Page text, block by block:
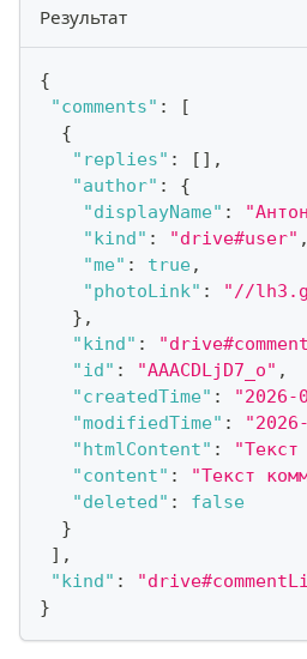
Результат
{
"comments" :
[
{
"replies" : [ ] ,
"author" :
{
"displayName" :
"kind" : "drive#user" ,
"me" : true,
"photoLink" :
"//
} ,
"kind" :
"id" : "AAACDLjD7_o" ,
"createdTime" : "2026-
"modifiedTime" :
"htmlContent" : "Текст
"content" : "Текст
"deleted" :
false
}
] ,
"kind" :
}